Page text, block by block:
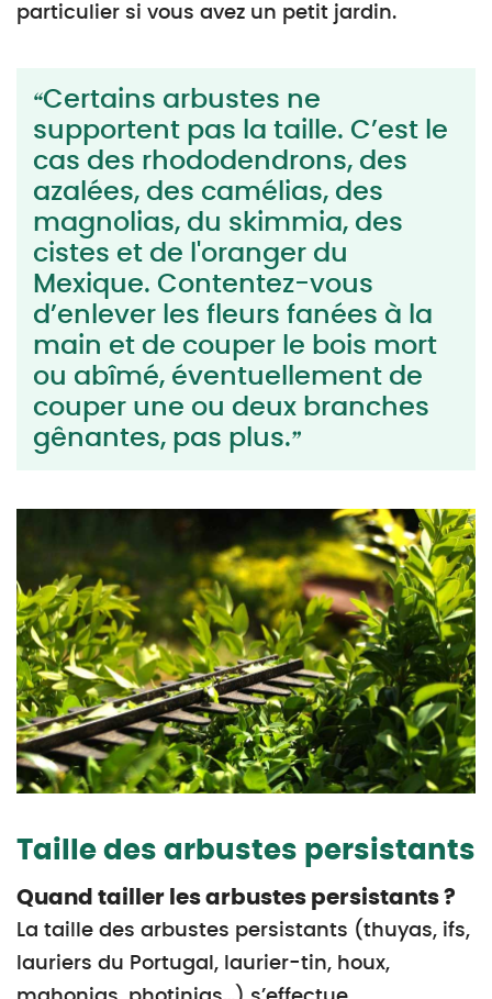
particulier si vous avez un petit jardin.
Certains arbustes ne
supportent pas la taille. C’est le
cas des rhododendrons, des
azalées, des camélias, des
magnolias, du skimmia, des
cistes et de l'oranger du
Mexique. Contentez-vous
d’enlever les fleurs fanées à la
main et de couper le bois mort
ou abîmé, éventuellement de
couper une ou deux branches
gênantes, pas plus.
Taille des arbustes persistants
Quand tailler les arbustes persistants ?
La taille des arbustes persistants (thuyas, ifs,
lauriers du Portugal, laurier-tin, houx,